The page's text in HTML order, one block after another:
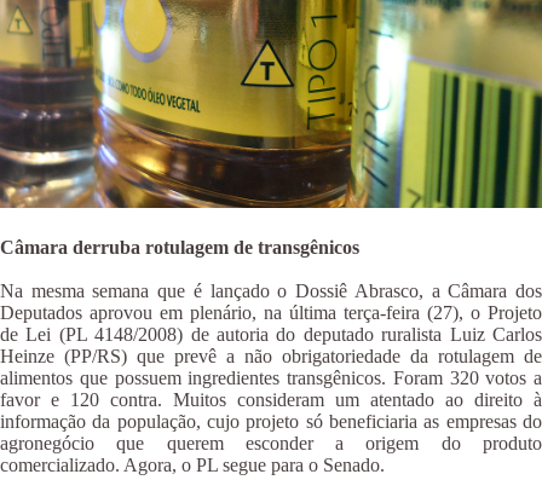
Câmara derruba rotulagem de transgênicos
Na mesma semana que é lançado o Dossiê Abrasco, a Câmara dos
Deputados aprovou em plenário, na última terça-feira (27), o Projeto
de Lei (PL 4148/2008) de autoria do deputado ruralista Luiz Carlos
Heinze (PP/RS) que prevê a não obrigatoriedade da rotulagem de
alimentos que possuem ingredientes transgênicos. Foram 320 votos a
favor e 120 contra. Muitos consideram um atentado ao direito à
informação da população, cujo projeto só beneficiaria as empresas do
agronegócio que querem esconder a origem do produto
comercializado. Agora, o PL segue para o Senado.